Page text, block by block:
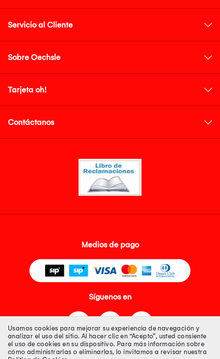
Servicio al Cliente
Sobre Oechsle
Tarjeta oh!
Contáctanos
Medios de pago
Síguenos en
Usamos cookies para mejorar su experiencia de navegación y
analizar el uso del sitio. Al hacer clic en “Acepto”, usted consiente
el uso de cookies en su dispositivo. Para más información sobre
cómo administrarlas o eliminarlas, lo invitamos a revisar nuestra